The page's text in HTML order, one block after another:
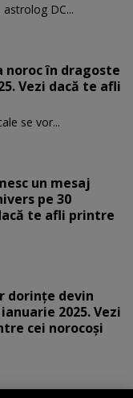
astrolog DC...
noroc în dragoste
Vezi dacă te afli
se vor...
un mesaj
pe 30
te afli printre
dorințe devin
2025. Vezi
cei norocoși